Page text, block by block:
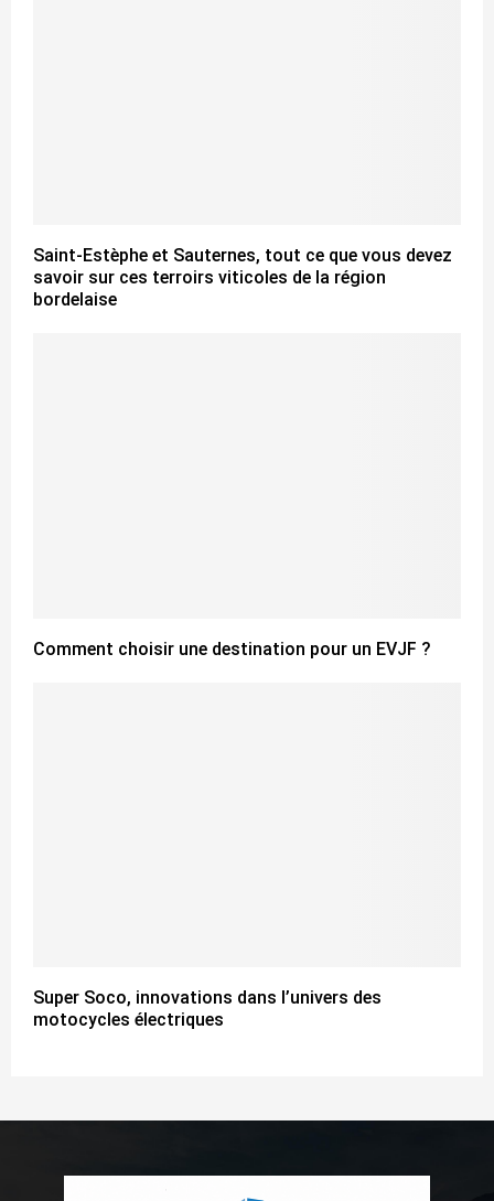
Saint-Estèphe et Sauternes, tout ce que vous devez
savoir sur ces terroirs viticoles de la région
bordelaise
Comment choisir une destination pour un EVJF ?
Super Soco, innovations dans l’univers des
motocycles électriques